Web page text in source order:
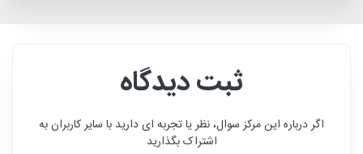
ثبت دیدگاه
اگر درباره این مرکز سوال، نظر یا تجربه ای دارید با سایر کاربران به
اشتراک بگذارید